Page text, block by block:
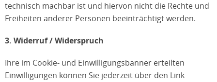
technisch machbar ist und hiervon nicht die Rechte und
Freiheiten anderer Personen beeinträchtigt werden.
3. Widerruf / Widerspruch
Ihre im Cookie- und Einwilligungsbanner erteilten
Einwilligungen können Sie jederzeit über den Link